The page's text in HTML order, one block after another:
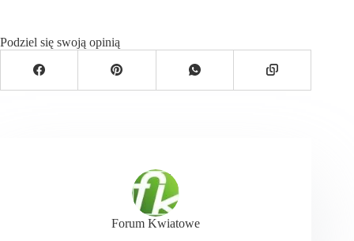
Podziel się swoją opinią
Forum Kwiatowe